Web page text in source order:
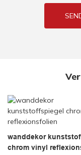
wanddekor
chrom vinyl